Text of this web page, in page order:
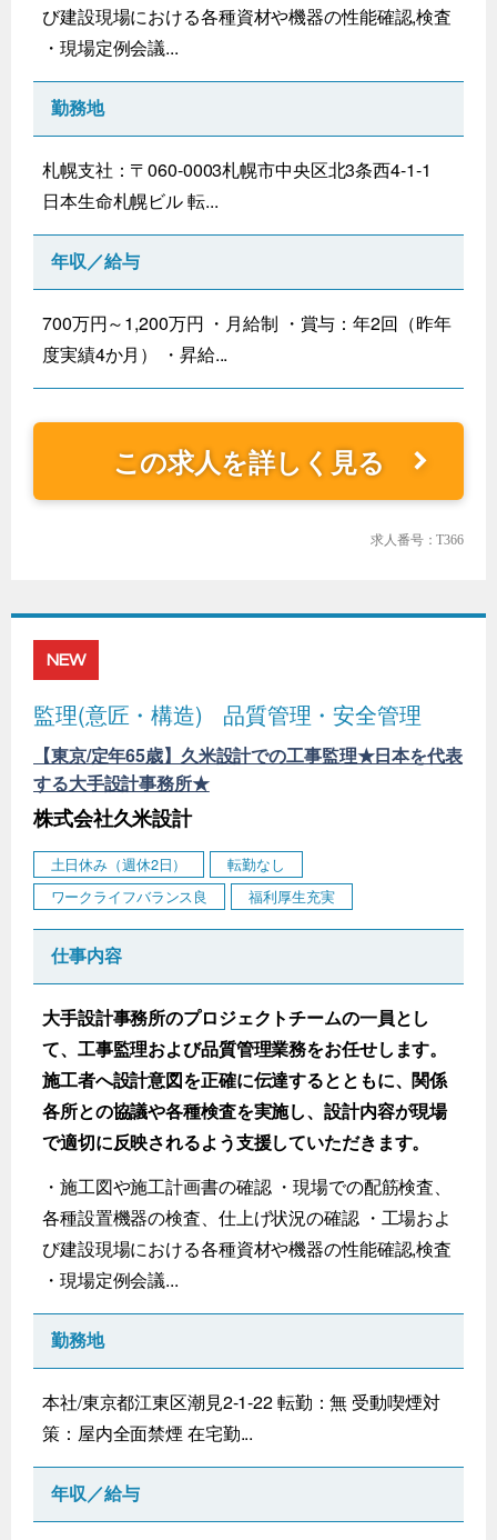
び建設現場における各種資材や機器の性能確認,検査
・現場定例会議...
勤務地
札幌支社：〒060-0003札幌市中央区北3条西4-1-1
日本生命札幌ビル 転...
年収／給与
700万円～1,200万円 ・月給制 ・賞与：年2回（昨年
度実績4か月） ・昇給...
この求人を詳しく見る
求人番号：T366
NEW
監理(意匠・構造) 品質管理・安全管理
【東京/定年65歳】久米設計での工事監理★日本を代表
する大手設計事務所★
株式会社久米設計
土日休み（週休2日）
転勤なし
ワークライフバランス良
福利厚生充実
仕事内容
大手設計事務所のプロジェクトチームの一員とし
て、工事監理および品質管理業務をお任せします。
施工者へ設計意図を正確に伝達するとともに、関係
各所との協議や各種検査を実施し、設計内容が現場
で適切に反映されるよう支援していただきます。
・施工図や施工計画書の確認 ・現場での配筋検査、
各種設置機器の検査、仕上げ状況の確認 ・工場およ
び建設現場における各種資材や機器の性能確認,検査
・現場定例会議...
勤務地
本社/東京都江東区潮見2-1-22 転勤：無 受動喫煙対
策：屋内全面禁煙 在宅勤...
年収／給与